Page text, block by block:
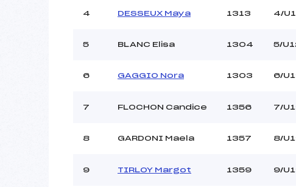
4 DESSEUX Maya 1313 4/
5 BLANC Elisa 1304 5/
6 GAGGIO Nora 1303 6/
7 FLOCHON Candice 1356 7/
8 GARDONI Maela 1357 8/
9 TIRLOY Margot 1359 9/